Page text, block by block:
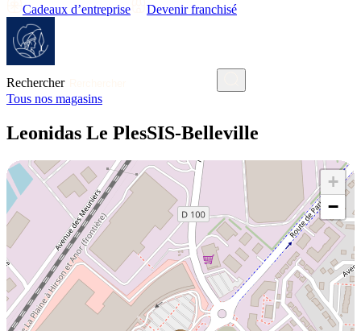
Cadeaux d’entreprise Devenir franchisé
Rechercher
Tous nos magasins
Leonidas Le PlesSIS-Belleville
+
−